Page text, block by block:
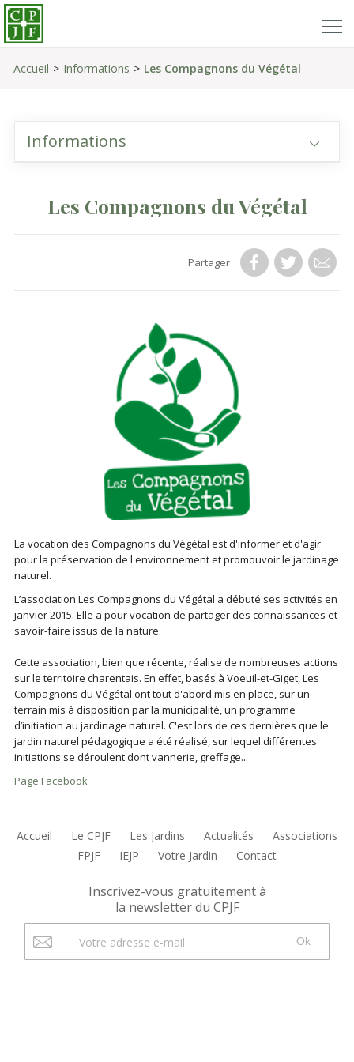
Accueil Informations Les Compagnons du Végétal
Informations
Les Compagnons du Végétal
Partager
La vocation des Compagnons du Végétal est d'informer et d'agir
pour la préservation de l'environnement et promouvoir le jardinage
naturel.
L’association Les Compagnons du Végétal a débuté ses activités en
janvier 2015. Elle a pour vocation de partager des connaissances et
savoir-faire issus de la nature.
Cette association, bien que récente, réalise de nombreuses actions
sur le territoire charentais. En effet, basés à Voeuil-et-Giget, Les
Compagnons du Végétal ont tout d'abord mis en place, sur un
terrain mis à disposition par la municipalité, un programme
d’initiation au jardinage naturel. C'est lors de ces dernières que le
jardin naturel pédagogique a été réalisé, sur lequel différentes
initiations se déroulent dont vannerie, greffage...
Page Facebook
Accueil Le CPJF Les Jardins Actualités
Associations
FPJF
IEJP Votre Jardin Contact
Inscrivez-vous gratuitement à
la newsletter du CPJF
Ok